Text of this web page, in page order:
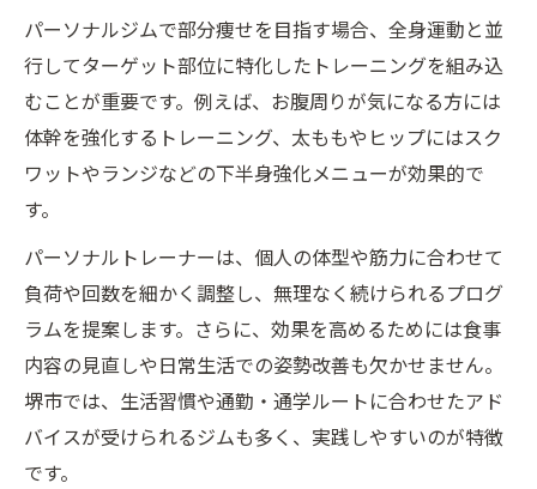
パーソナルジムで部分痩せを目指す場合、全身運動と並
行してターゲット部位に特化したトレーニングを組み込
むことが重要です。例えば、お腹周りが気になる方には
体幹を強化するトレーニング、太ももやヒップにはスク
ワットやランジなどの下半身強化メニューが効果的で
す。
パーソナルトレーナーは、個人の体型や筋力に合わせて
負荷や回数を細かく調整し、無理なく続けられるプログ
ラムを提案します。さらに、効果を高めるためには食事
内容の見直しや日常生活での姿勢改善も欠かせません。
堺市では、生活習慣や通勤・通学ルートに合わせたアド
バイスが受けられるジムも多く、実践しやすいのが特徴
です。